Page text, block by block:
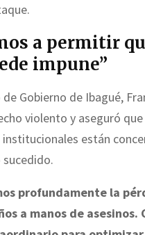
a permitir
impune”
Gobierno de Ibagué,
violento y aseguró
institucionales están
sucedido.
profundamente la
a manos de asesinos.